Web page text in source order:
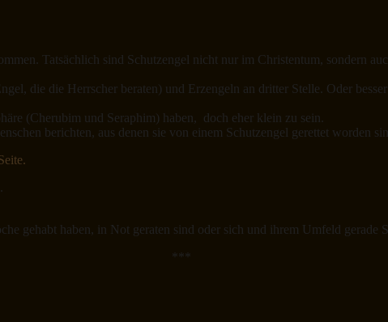
Tatsächlich sind Schutzengel nicht nur im Christentum, sondern
die die Herrscher beraten) und Erzengeln an dritter Stelle. Oder
(Cherubim und Seraphim) haben, doch eher klein zu sein.
berichten, aus denen sie von einem Schutzengel gerettet worden
gehabt haben, in Not geraten sind oder sich und ihrem Umfeld gerade
***